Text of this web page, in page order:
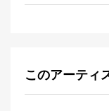
このアーティ